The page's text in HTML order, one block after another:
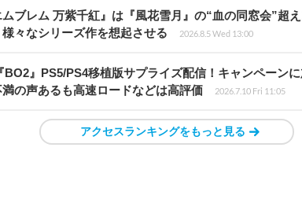
ムブレム 万紫千紅』は『風花雪月』の“血の同窓会”超
々なシリーズ作を想起させる
2026.8.5 Wed 13:00
BO2』PS5/PS4移植版サプライズ配信！キャンペーン
の声あるも高速ロードなどは高評価
2026.7.10 Fri 11:05
アクセスランキングをもっと見る